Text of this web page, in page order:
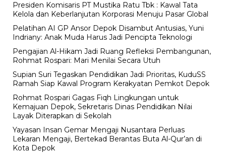
Presiden Komisaris PT Mustika Ratu Tbk : Kawal Tata
Kelola dan Keberlanjutan Korporasi Menuju Pasar Global
Pelatihan AI GP Ansor Depok Disambut Antusias, Yuni
Indriany: Anak Muda Harus Jadi Pencipta Teknologi
Pengajian Al-Hikam Jadi Ruang Refleksi Pembangunan,
Rohmat Rospari: Mari Menilai Secara Utuh
Supian Suri Tegaskan Pendidikan Jadi Prioritas, KuduSS
Ramah Siap Kawal Program Kerakyatan Pemkot Depok
Rohmat Rospari Gagas Fiqh Lingkungan untuk
Kemajuan Depok, Sekretaris Dinas Pendidikan Nilai
Layak Diterapkan di Sekolah
Yayasan Insan Gemar Mengaji Nusantara Perluas
Lekaran Mengaji, Bertekad Berantas Buta Al-Qur’an di
Kota Depok